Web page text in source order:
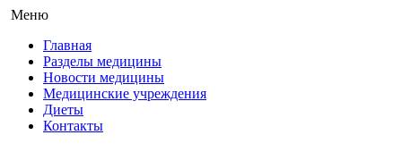
Меню
Главная
Разделы медицины
Новости медицины
Медицинские учреждения
Диеты
Контакты